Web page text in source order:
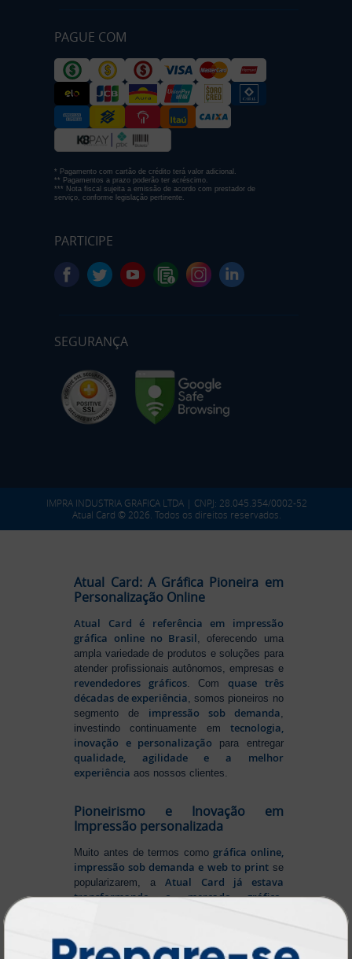
PAGUE COM
* Pagamento com cartão de crédito terá valor adicional.
** Pagamentos a prazo poderão ter acréscimo.
*** Nota fiscal sujeita a emissão de acordo com prestador de
serviço, conforme legislação pertinente.
PARTICIPE
SEGURANÇA
IMPRA INDUSTRIA GRAFICA LTDA | CNPJ: 28.045.354/0002-52
Atual Card © 2026. Todos os direitos reservados.
Atual Card: A Gráfica Pioneira em
Personalização Online
Atual Card é referência em impressão
gráfica online no Brasil, oferecendo uma
ampla variedade de produtos e soluções para
atender profissionais autônomos, empresas e
revendedores gráficos. Comquase três
décadas de experiência, somos pioneiros no
segmento de impressão sob demanda,
investindo continuamente em tecnologia,
inovação e personalização para entregar
qualidade, agilidade e a melhor
experiência aos nossos clientes.
Pioneirismo e Inovação em
Impressão personalizada
Muito antes de termos como gráfica online,
impressão sob demanda e web to printse
popularizarem, aAtual Card já estava
transformando o mercado gráfico.
de ponta